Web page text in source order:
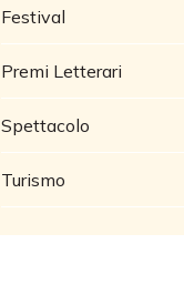
Festival
Premi Letterari
Spettacolo
Turismo